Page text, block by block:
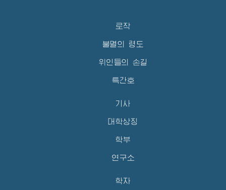
로작
불멸의 령도
위인들의 손길
특간호
기사
대학상징
학부
연구소
학자